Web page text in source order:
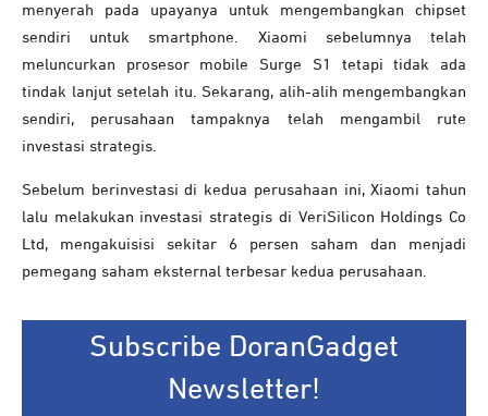
menyerah pada upayanya untuk mengembangkan chipset
sendiri untuk smartphone. Xiaomi sebelumnya telah
meluncurkan prosesor mobile Surge S1 tetapi tidak ada
tindak lanjut setelah itu. Sekarang, alih-alih mengembangkan
sendiri, perusahaan tampaknya telah mengambil rute
investasi strategis.
Sebelum berinvestasi di kedua perusahaan ini, Xiaomi tahun
lalu melakukan investasi strategis di VeriSilicon Holdings Co
Ltd, mengakuisisi sekitar 6 persen saham dan menjadi
pemegang saham eksternal terbesar kedua perusahaan.
Subscribe DoranGadget
Newsletter!